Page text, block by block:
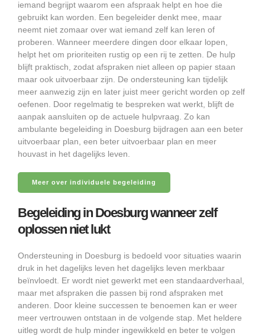
iemand begrijpt waarom een afspraak helpt en hoe die
gebruikt kan worden. Een begeleider denkt mee, maar
neemt niet zomaar over wat iemand zelf kan leren of
proberen. Wanneer meerdere dingen door elkaar lopen,
helpt het om prioriteiten rustig op een rij te zetten. De hulp
blijft praktisch, zodat afspraken niet alleen op papier staan
maar ook uitvoerbaar zijn. De ondersteuning kan tijdelijk
meer aanwezig zijn en later juist meer gericht worden op zelf
oefenen. Door regelmatig te bespreken wat werkt, blijft de
aanpak aansluiten op de actuele hulpvraag. Zo kan
ambulante begeleiding in Doesburg bijdragen aan een beter
uitvoerbaar plan, een beter uitvoerbaar plan en meer
houvast in het dagelijks leven.
Meer over individuele begeleiding
Begeleiding in Doesburg wanneer zelf
oplossen niet lukt
Ondersteuning in Doesburg is bedoeld voor situaties waarin
druk in het dagelijks leven het dagelijks leven merkbaar
beïnvloedt. Er wordt niet gewerkt met een standaardverhaal,
maar met afspraken die passen bij rond afspraken met
anderen. Door kleine successen te benoemen kan er weer
meer vertrouwen ontstaan in de volgende stap. Met heldere
uitleg wordt de hulp minder ingewikkeld en beter te volgen